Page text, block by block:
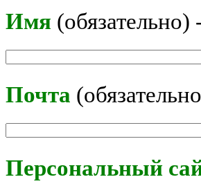
Имя
Почта
Персональный